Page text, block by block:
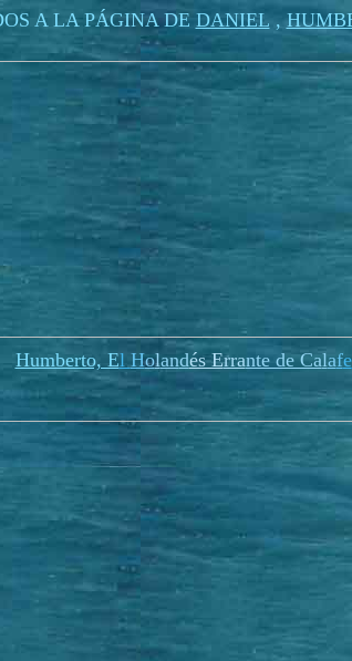
A LA PÁGINA DE DANIEL ,
Humberto, El Holandés Errante de Calafe